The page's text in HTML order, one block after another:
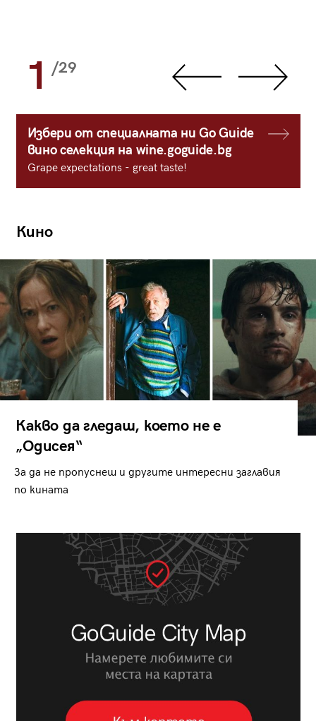
1 /29
Избери от специалната ни Go Guide
вино селекция на wine.goguide.bg
Grape expectations - great taste!
Кино
Какво да гледаш, което не е
„Одисея“
За да не пропуснеш и другите интересни заглавия
по кината